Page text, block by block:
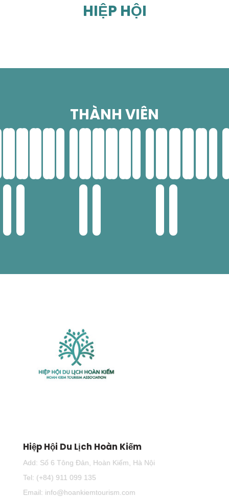
HIỆP HỘI
THÀNH VIÊN
Hiệp Hội Du Lịch Hoàn Kiếm
Add: Số 6 Tông Đản, Hoàn Kiếm, Hà Nội
Tel: (+84) 911 099 135
Email: info@hoankiemtourism.com